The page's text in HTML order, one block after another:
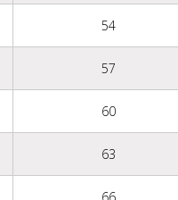
54
57
60
63